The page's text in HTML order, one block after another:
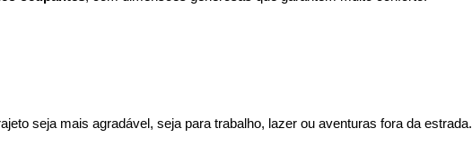
seja mais agradável, seja para trabalho, lazer ou aventuras fora da estrada.